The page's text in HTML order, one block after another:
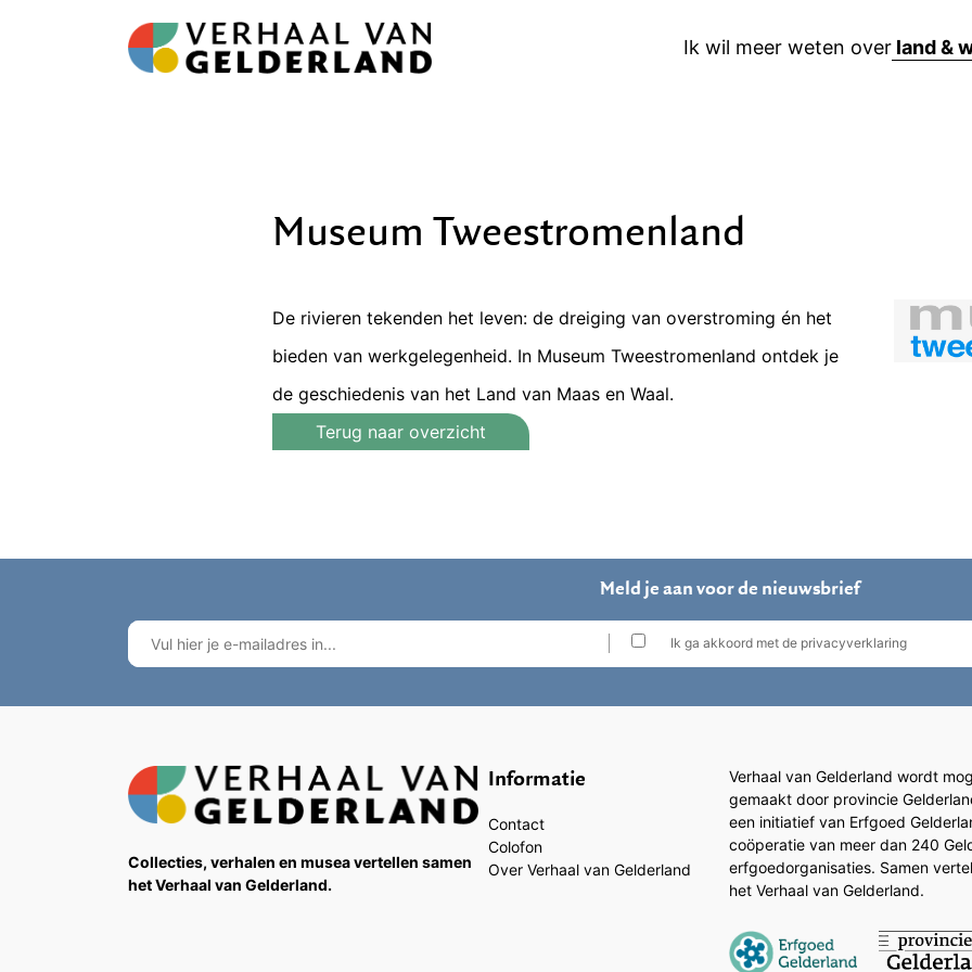
Ik wil meer weten over
Museum Tweestromenland
De rivieren tekenden het leven: de dreiging van overstroming én het
bieden van werkgelegenheid. In Museum Tweestromenland ontdek je
de geschiedenis van het Land van Maas en Waal.
Terug naar overzicht
Meld je aan voor de nieuwsbrief
Ik ga akkoord met de privacyverklaring
Collecties, verhalen en musea vertellen samen
het Verhaal van Gelderland.
Informatie
Contact
Colofon
Over Verhaal van Gelderland
Verhaal van Gelderland wordt
gemaakt door provincie
een initiatief van Erfgoed
coöperatie van meer dan 240
erfgoedorganisaties. Samen
het Verhaal van Gelderland.